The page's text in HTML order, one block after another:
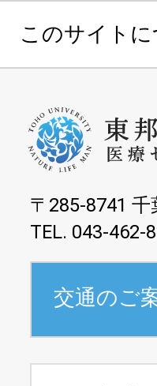
このサイトに
〒285-8741
TEL. 043-462-
交通のご